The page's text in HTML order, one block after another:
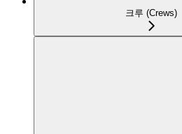
크루 (Crews)